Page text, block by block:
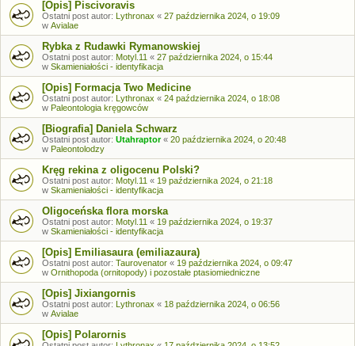
[Opis] Piscivoravis
Ostatni post autor: Lythronax « 27 października 2024, o 19:09
w Avialae
Rybka z Rudawki Rymanowskiej
Ostatni post autor: Motyl.11 « 27 października 2024, o 15:44
w Skamieniałości - identyfikacja
[Opis] Formacja Two Medicine
Ostatni post autor: Lythronax « 24 października 2024, o 18:08
w Paleontologia kręgowców
[Biografia] Daniela Schwarz
Ostatni post autor: Utahraptor« 20 października 2024, o 20:48
w Paleontolodzy
Kręg rekina z oligocenu Polski?
Ostatni post autor: Motyl.11 « 19 października 2024, o 21:18
w Skamieniałości - identyfikacja
Oligoceńska flora morska
Ostatni post autor: Motyl.11 « 19 października 2024, o 19:37
w Skamieniałości - identyfikacja
[Opis] Emiliasaura (emiliazaura)
Ostatni post autor: Taurovenator « 19 października 2024, o 09:47
w Ornithopoda (ornitopody) i pozostałe ptasiomiedniczne
[Opis] Jixiangornis
Ostatni post autor: Lythronax « 18 października 2024, o 06:56
w Avialae
[Opis] Polarornis